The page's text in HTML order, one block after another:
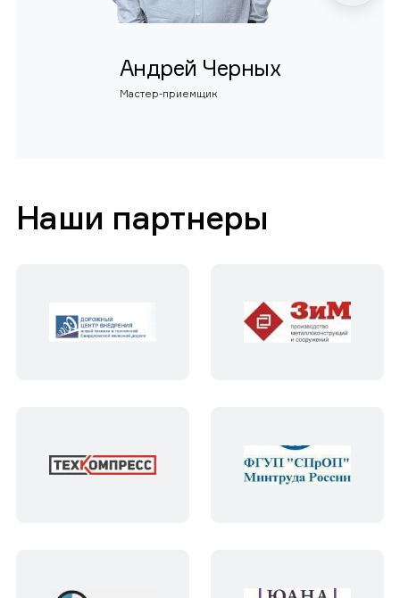
Андрей Черных
Мастер-приемщик
Наши партнеры